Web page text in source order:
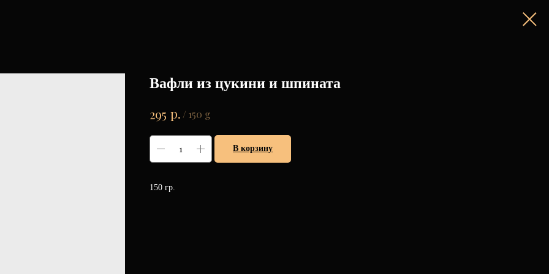
Вафли из цукини и шпината
295 р./150 g
В корзину
150 гр.